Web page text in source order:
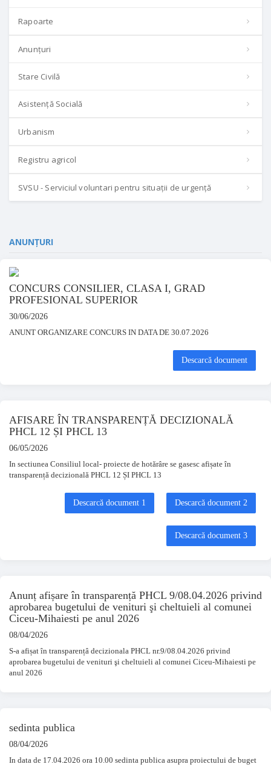
Rapoarte
Anunțuri
Stare Civilă
Asistență Socială
Urbanism
Registru agricol
SVSU - Serviciul voluntari pentru situații de urgență
ANUNȚURI
CONCURS CONSILIER, CLASA I, GRAD
PROFESIONAL SUPERIOR
30/06/2026
ANUNT ORGANIZARE CONCURS IN DATA DE 30.07.2026
Descarcă document
AFISARE ÎN TRANSPARENȚĂ DECIZIONALĂ
PHCL 12 ȘI PHCL 13
06/05/2026
In sectiunea Consiliul local- proiecte de hotărâre se gasesc afișate în
transparență decizională PHCL 12 ȘI PHCL 13
Descarcă document 1 Descarcă document 2
Descarcă document 3
Anunț afișare în transparență PHCL 9/08.04.2026 privind
aprobarea bugetului de venituri şi cheltuieli al comunei
Ciceu-Mihaiesti pe anul 2026
08/04/2026
S-a afișat în transparențâ decizionala PHCL nr.9/08.04.2026 privind
aprobarea bugetului de venituri şi cheltuieli al comunei Ciceu-Mihaiesti pe
anul 2026
sedinta publica
08/04/2026
In data de 17.04.2026 ora 10.00 sedinta publica asupra proiectului de buget